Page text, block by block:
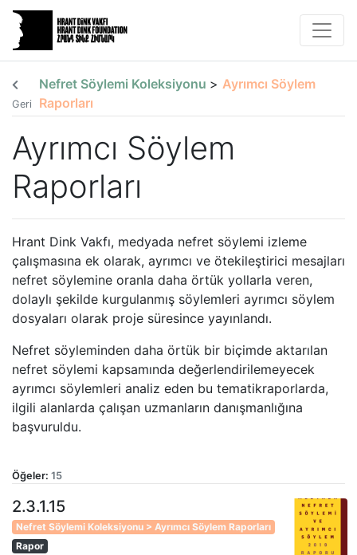
Geri
Nefret Söylemi Koleksiyonu > Ayrımcı Söylem
Raporları
Ayrımcı Söylem
Raporları
Hrant Dink Vakfı, medyada nefret söylemi izleme
çalışmasına ek olarak, ayrımcı ve ötekileştirici mesajları
nefret söylemine oranla daha örtük yollarla veren,
dolaylı şekilde kurgulanmış söylemleri ayrımcı söylem
dosyaları olarak proje süresince yayınlandı.
Nefret söyleminden daha örtük bir biçimde aktarılan
nefret söylemi kapsamında değerlendirilemeyecek
ayrımcı söylemleri analiz eden bu tematikraporlarda,
ilgili alanlarda çalışan uzmanların danışmanlığına
başvuruldu.
Öğeler: 15
2.3.1.15
Nefret Söylemi Koleksiyonu > Ayrımcı Söylem Raporları
Rapor